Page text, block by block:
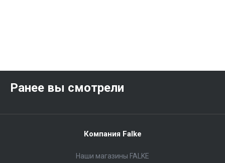
Ранее вы смотрели
Компания Falke
Наши магазины FALKE